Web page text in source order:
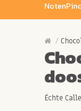
Noten
Échte